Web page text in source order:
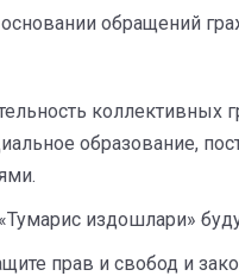
обращений
коллективных
образование,
издошлари»
прав и свобод и